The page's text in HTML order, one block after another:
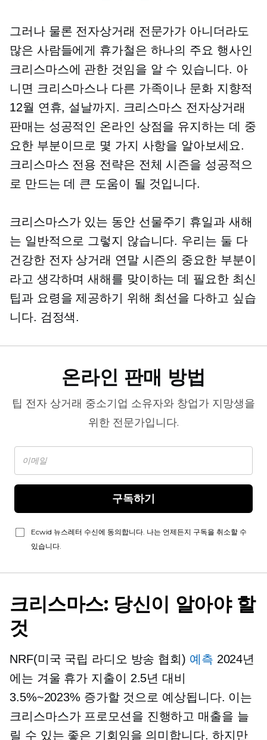
그러나 물론 전자상거래 전문가가 아니더라도
많은 사람들에게 휴가철은 하나의 주요 행사인
크리스마스에 관한 것임을 알 수 있습니다. 아
니면 크리스마스나 다른 가족이나 문화 지향적
12월 연휴, 설날까지. 크리스마스 전자상거래
판매는 성공적인 온라인 상점을 유지하는 데 중
요한 부분이므로 몇 가지 사항을 알아보세요.
크리스마스 전용 전략은 전체 시즌을 성공적으
로 만드는 데 큰 도움이 될 것입니다.
크리스마스가 있는 동안 선물주기
휴일과 새해
는 일반적으로 그렇지 않습니다. 우리는 둘 다
건강한 전자 상거래 연말 시즌의 중요한 부분이
라고 생각하며 새해를 맞이하는 데 필요한 최신
팁과 요령을 제공하기 위해 최선을 다하고 싶습
니다. 검정색.
온라인 판매 방법
팁 전자 상거래 중소기업 소유자와 창업가 지망생을
위한 전문가입니다.
구독하기
Ecwid 뉴스레터 수신에 동의합니다. 나는 언제든지 구독을 취소할 수
있습니다.
크리스마스: 당신이 알아야 할
것
NRF(미국 국립 라디오 방송 협회) 예측 2024년
에는 겨울 휴가 지출이 2.5년 대비
3.5%~2023% 증가할 것으로 예상됩니다. 이는
크리스마스가 프로모션을 진행하고 매출을 늘
릴 수 있는 좋은 기회임을 의미합니다. 하지만